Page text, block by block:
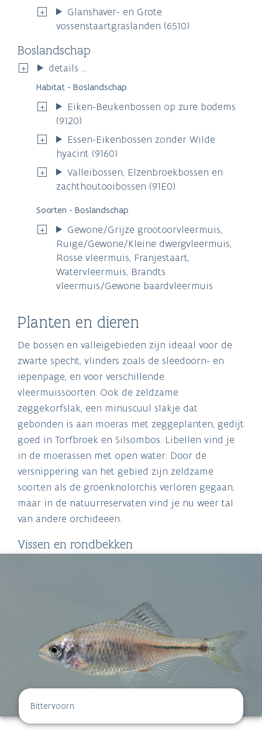
Glanshaver- en Grote
vossenstaartgraslanden (6510)
Boslandschap
details ...
Habitat - Boslandschap
Eiken-Beukenbossen op zure bodems
(9120)
Essen-Eikenbossen zonder Wilde
hyacint (9160)
Valleibossen, Elzenbroekbossen en
zachthoutooibossen (91E0)
Soorten - Boslandschap
Gewone/Grijze grootoorvleermuis,
Ruige/Gewone/Kleine dwergvleermuis,
Rosse vleermuis, Franjestaart,
Watervleermuis, Brandts
vleermuis/Gewone baardvleermuis
Planten en dieren
De bossen en valleigebieden zijn ideaal voor de
zwarte specht, vlinders zoals de sleedoorn- en
iepenpage, en voor verschillende
vleermuissoorten. Ook de zeldzame
zeggekorfslak, een minuscuul slakje dat
gebonden is aan moeras met zeggeplanten, gedijt
goed in Torfbroek en Silsombos. Libellen vind je
in de moerassen met open water. Door de
versnippering van het gebied zijn zeldzame
soorten als de groenknolorchis verloren gegaan,
maar in de natuurreservaten vind je nu weer tal
van andere orchideeën.
Vissen en rondbekken
Bittervoorn